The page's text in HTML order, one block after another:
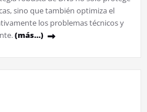
sino que también optimiza el
los problemas técnicos y
(más…)